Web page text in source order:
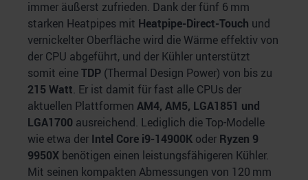
immer äußerst zufrieden. Dank der fünf 6 mm
starken Heatpipes mit Heatpipe-Direct-Touch und
vernickelter Oberfläche wird die Wärme effektiv von
der CPU abgeführt, und der Kühler unterstützt
somit eineTDP (Thermal Design Power) von bis zu
215 Watt. Er ist damit für fast alle CPUs der
aktuellen Plattformen AM4, AM5, LGA1851 und
LGA1700 ausreichend. Lediglich die Top-Modelle
wie etwa der Intel Core i9-14900K oder Ryzen 9
9950X benötigen einen leistungsfähigeren Kühler.
Mit seinen kompakten Abmessungen von 120 mm